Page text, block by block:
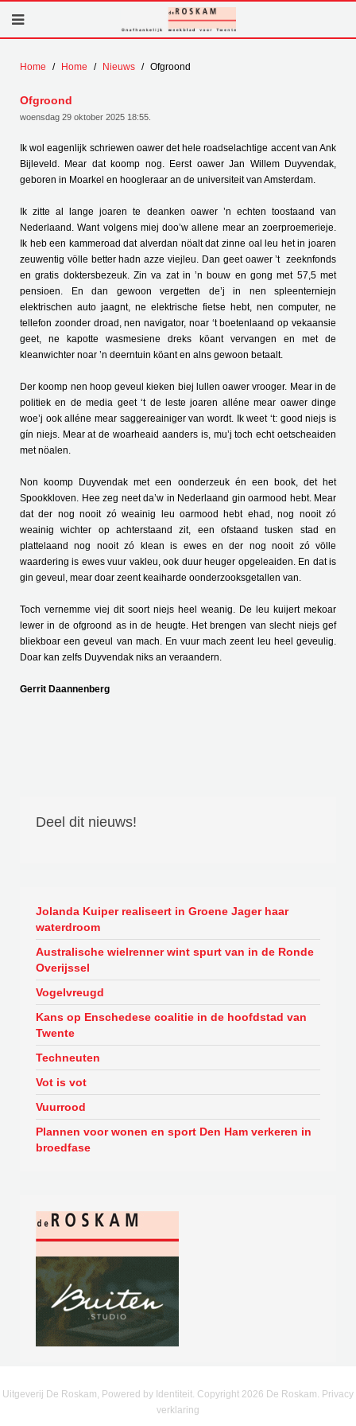
Home Home Nieuws Ofgroond
Ofgroond
woensdag 29 oktober 2025 18:55
Ik wol eagenlijk schriewen oawer det hele roadselachtige accent van Ank
Bijleveld. Mear dat koomp nog. Eerst oawer Jan Willem Duyvendak,
geboren in Moarkel en hoogleraar an de universiteit van Amsterdam.
Ik zitte al lange joaren te deanken oawer ’n echten toostaand van
Nederlaand. Want volgens miej doo’w allene mear an zoerproemerieje.
Ik heb een kammeroad dat alverdan nöalt dat zinne oal leu het in joaren
zeuwentig völle better hadn azze viejleu. Dan geet oawer ’t zeeknfonds
en gratis doktersbezeuk. Zin va zat in ’n bouw en gong met 57,5 met
pensioen. En dan gewoon vergetten de’j in nen spleenterniejn
elektrischen auto jaagnt, ne elektrische fietse hebt, nen computer, ne
tellefon zoonder droad, nen navigator, noar ‘t boetenlaand op vekaansie
geet, ne kapotte wasmesiene dreks köant vervangen en met de
kleanwichter noar ’n deerntuin köant en alns gewoon betaalt.
Der koomp nen hoop geveul kieken biej lullen oawer vrooger. Mear in de
politiek en de media geet ‘t de leste joaren alléne mear oawer dinge
woe’j ook alléne mear saggereainiger van wordt. Ik weet ‘t: good niejs is
gín niejs. Mear at de woarheaid aanders is, mu’j toch echt oetscheaiden
met nöalen.
Non koomp Duyvendak met een oonderzeuk én een book, det het
Spookkloven. Hee zeg neet da’w in Nederlaand gin oarmood hebt. Mear
dat der nog nooit zó weainig leu oarmood hebt ehad, nog nooit zó
weainig wichter op achterstaand zit, een ofstaand tusken stad en
plattelaand nog nooit zó klean is ewes en der nog nooit zó völle
waardering is ewes vuur vakleu, ook duur heuger opgeleaiden. En dat is
gin geveul, mear doar zeent keaiharde oonderzooksgetallen van.
Toch vernemme viej dit soort niejs heel weanig. De leu kuijert mekoar
lewer in de ofgroond as in de heugte. Het brengen van slecht niejs gef
bliekboar een geveul van mach. En vuur mach zeent leu heel geveulig.
Doar kan zelfs Duyvendak niks an veraandern.
Gerrit Daannenberg
Deel dit nieuws!
Jolanda Kuiper realiseert in Groene Jager haar
waterdroom
Australische wielrenner wint spurt van in de Ronde
Overijssel
Vogelvreugd
Kans op Enschedese coalitie in de hoofdstad van
Twente
Techneuten
Vot is vot
Vuurrood
Plannen voor wonen en sport Den Ham verkeren in
broedfase
Uitgeverij De Roskam, Powered by Identiteit. Copyright 2026 De Roskam. Privacy
verklaring